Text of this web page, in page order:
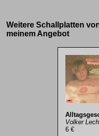
Weitere Schallplatten
meinem Angebot
Volker
6 €